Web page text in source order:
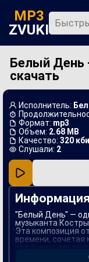
MP3
ZVUKI
Главная
Новинки
Популярная
В машину
Музыка 80х
Ремиксы
Белый День
скачать
Исполнитель:
Формат: mp3
Объем: 2.68 MB
Качество: 320
Слушали: 2
Информация
"Белый День" —
музыканта
Эта композиция
времени, сочетая
задушевными
уникальным